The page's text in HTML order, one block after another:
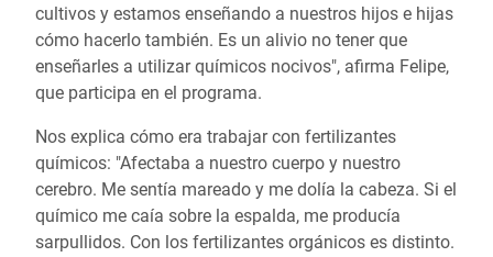
cultivos y estamos enseñando a nuestros hijos e hijas
cómo hacerlo también. Es un alivio no tener que
enseñarles a utilizar químicos nocivos", afirma Felipe,
que participa en el programa.
Nos explica cómo era trabajar con fertilizantes
químicos: "Afectaba a nuestro cuerpo y nuestro
cerebro. Me sentía mareado y me dolía la cabeza. Si el
químico me caía sobre la espalda, me producía
sarpullidos. Con los fertilizantes orgánicos es distinto.